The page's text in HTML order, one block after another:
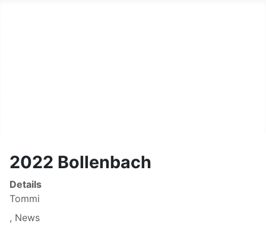
2022 Bollenbach
Details
Tommi
, News